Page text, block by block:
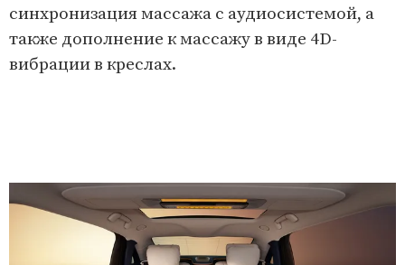
синхронизация массажа с аудиосистемой, а
также дополнение к массажу в виде 4D-
вибрации в креслах.